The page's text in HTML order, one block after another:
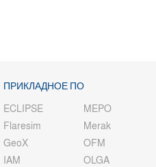
ПРИКЛАДНОЕ ПО
ECLIPSE
Flaresim
GeoX
IAM
MEPO
Merak
OFM
OLGA